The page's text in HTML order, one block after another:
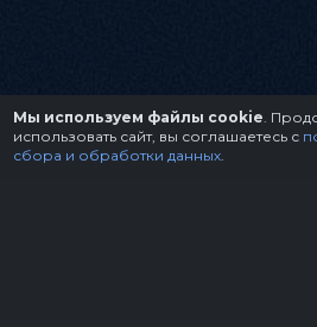
Мы используем файлы cookie .
использовать сайт, вы соглашаетесь с
сбора и обработки данных